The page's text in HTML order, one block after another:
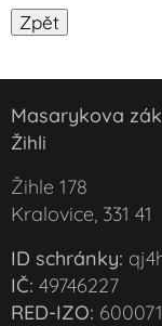
Masarykova
Žihli
Žihle 178
Kralovice, 331 41
ID schránky:
IČ: 49746227
RED-IZO: